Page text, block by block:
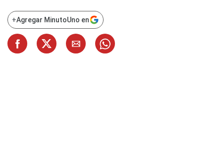
+Agregar MinutoUno en